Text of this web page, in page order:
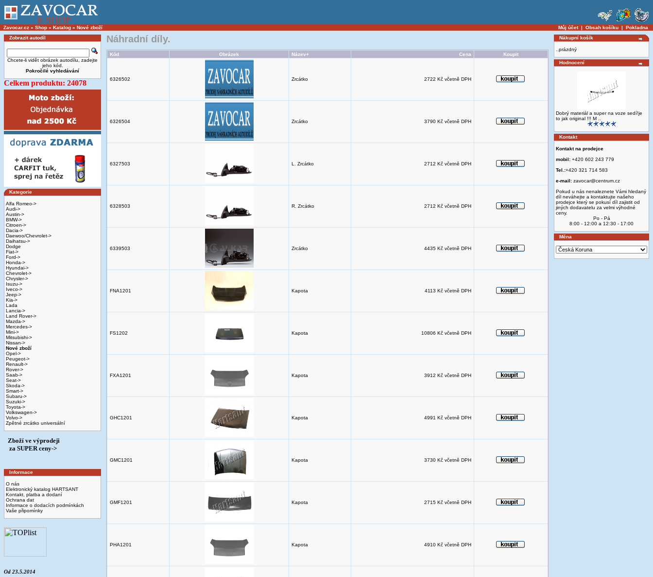
Zavocar.cz » Shop » Katalog » Nové zboží Můj účet| Obsah košíku | Pokladna
Zobrazit autodíl
Chcete-li vidět obrázek autodílu, zadejte
jeho kód.
Pokročilé vyhledávání
Celkem produktu: 24078
Kategorie
Alfa Romeo->
Audi->
Austin->
BMW->
Citroen->
Dacia->
Daewoo/Chevrolet->
Daihatsu->
Dodge
Fiat->
Ford->
Honda->
Hyundai->
Chevrolet->
Chrysler->
Isuzu->
Iveco->
Jeep->
Kia->
Lada
Lancia->
Land Rover->
Mazda->
Mercedes->
Mini->
Mitsubishi->
Nissan->
Nové zboží
Opel->
Peugeot->
Renault->
Rover->
Saab->
Seat->
Skoda->
Smart->
Subaru->
Suzuki->
Toyota->
Volkswagen->
Volvo->
Zpětné zrcátko universální
Zboží ve výprodeji
­ za SUPER ceny->
Informace
O nás
Elektronický katalog HARTSANT
Kontakt, platba a dodaní
Ochrana dat
Informace o dodacích podmínkách
Vaše připomínky
Od 23.5.2014
Náhradní díly.
Kód Obrázek Název+ Cena Koupit
6326502 Zrcátko 2722 Kč včetně DPH
6326504 Zrcátko 3790 Kč včetně DPH
6327503 L. Zrcátko 2712 Kč včetně DPH
6328503 R. Zrcátko 2712 Kč včetně DPH
6339503 Zrcátko 4435 Kč včetně DPH
FNA1201 Kapota 4113 Kč včetně DPH
FS1202 Kapota 10806 Kč včetně DPH
FXA1201 Kapota 3912 Kč včetně DPH
GHC1201 Kapota 4991 Kč včetně DPH
GMC1201 Kapota 3730 Kč včetně DPH
GMF1201 Kapota 2715 Kč včetně DPH
PHA1201 Kapota 4910 Kč včetně DPH
Nákupní košík
..prázdný
Hodnocení
Dobrý materiál a super na voze sedí!je
to jak original !!! M ..
Kontakt
Kontakt na prodejce
mobil: +420 602 243 779
Tel.:+420 321 714 583
e-mail: zavocar@centrum.cz
Pokud u nás nenaleznete Vámi hledaný
díl neváhejte a kontaktujte našeho
prodejce který se pokusí díl zajistit od
jiných dodavatelu za velmi výhodné
ceny.
Po - Pá
8:00 - 12:00 a 12:30 - 17:00
Měna